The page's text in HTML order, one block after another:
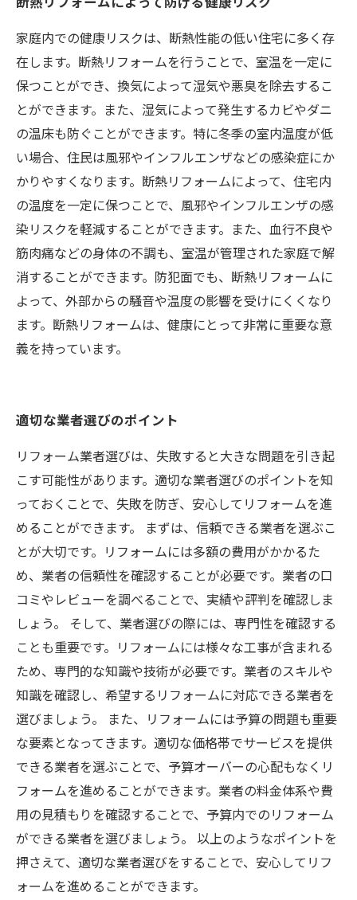
家庭内での健康リスクは、断熱性能の低い住宅に多く存
在します。断熱リフォームを行うことで、室温を一定に
保つことができ、換気によって湿気や悪臭を除去するこ
とができます。また、湿気によって発生するカビやダニ
の温床も防ぐことができます。特に冬季の室内温度が低
い場合、住民は風邪やインフルエンザなどの感染症にか
かりやすくなります。断熱リフォームによって、住宅内
の温度を一定に保つことで、風邪やインフルエンザの感
染リスクを軽減することができます。また、血行不良や
筋肉痛などの身体の不調も、室温が管理された家庭で解
消することができます。防犯面でも、断熱リフォームに
よって、外部からの騒音や温度の影響を受けにくくなり
ます。断熱リフォームは、健康にとって非常に重要な意
義を持っています。
適切な業者選びのポイント
リフォーム業者選びは、失敗すると大きな問題を引き起
こす可能性があります。適切な業者選びのポイントを知
っておくことで、失敗を防ぎ、安心してリフォームを進
めることができます。 まずは、信頼できる業者を選ぶこ
とが大切です。リフォームには多額の費用がかかるた
め、業者の信頼性を確認することが必要です。業者の口
コミやレビューを調べることで、実績や評判を確認しま
しょう。 そして、業者選びの際には、専門性を確認する
ことも重要です。リフォームには様々な工事が含まれる
ため、専門的な知識や技術が必要です。業者のスキルや
知識を確認し、希望するリフォームに対応できる業者を
選びましょう。 また、リフォームには予算の問題も重要
な要素となってきます。適切な価格帯でサービスを提供
できる業者を選ぶことで、予算オーバーの心配もなくリ
フォームを進めることができます。業者の料金体系や費
用の見積もりを確認することで、予算内でのリフォーム
ができる業者を選びましょう。 以上のようなポイントを
押さえて、適切な業者選びをすることで、安心してリフ
ォームを進めることができます。